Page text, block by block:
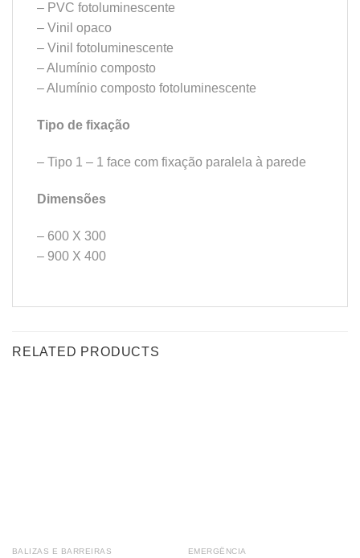
– PVC fotoluminescente
– Vinil opaco
– Vinil fotoluminescente
– Alumínio composto
– Alumínio composto fotoluminescente
Tipo de fixação
– Tipo 1 – 1 face com fixação paralela à parede
Dimensões
– 600 X 300
– 900 X 400
RELATED PRODUCTS
BALIZAS E BARREIRAS EMERGÊNCIA